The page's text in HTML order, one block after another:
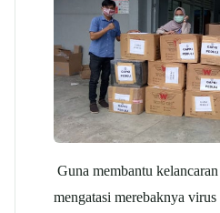
Guna membantu
mengatasi merebaknya